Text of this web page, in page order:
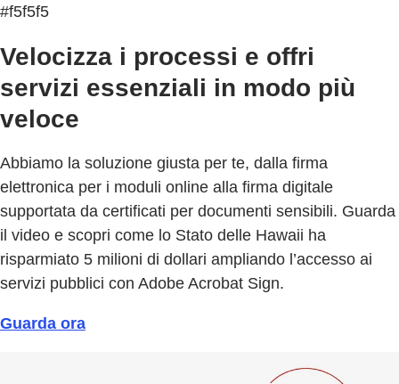
#f5f5f5
Velocizza i processi e offri
servizi essenziali in modo più
veloce
Abbiamo la soluzione giusta per te, dalla firma
elettronica per i moduli online alla firma digitale
supportata da certificati per documenti sensibili. Guarda
il video e scopri come lo Stato delle Hawaii ha
risparmiato 5 milioni di dollari ampliando l’accesso ai
servizi pubblici con Adobe Acrobat Sign.
Guarda ora